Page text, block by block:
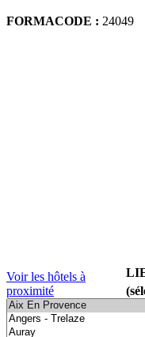
FORMACODE : 24049
Voir les hôtels à
proximité